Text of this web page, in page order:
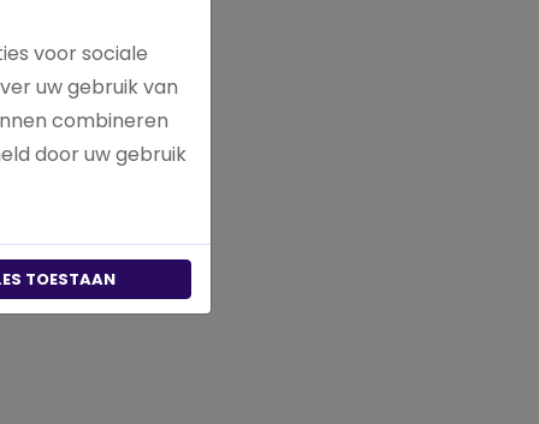
voor sociale
uw gebruik van
combineren
door uw gebruik
TOESTAAN